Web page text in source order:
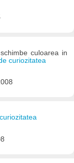
culoarea in
curiozitatea